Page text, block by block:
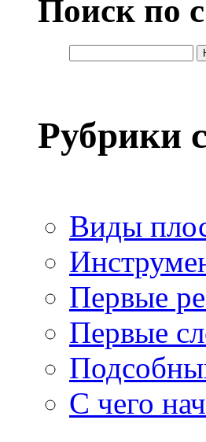
Поиск по
Рубрики
Виды
Первые
Первые
С чего